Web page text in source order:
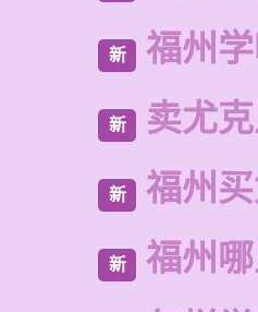
新 福州
新 卖尤
新 福州
新 福州